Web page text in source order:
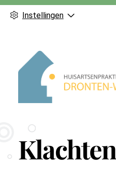
Instellingen